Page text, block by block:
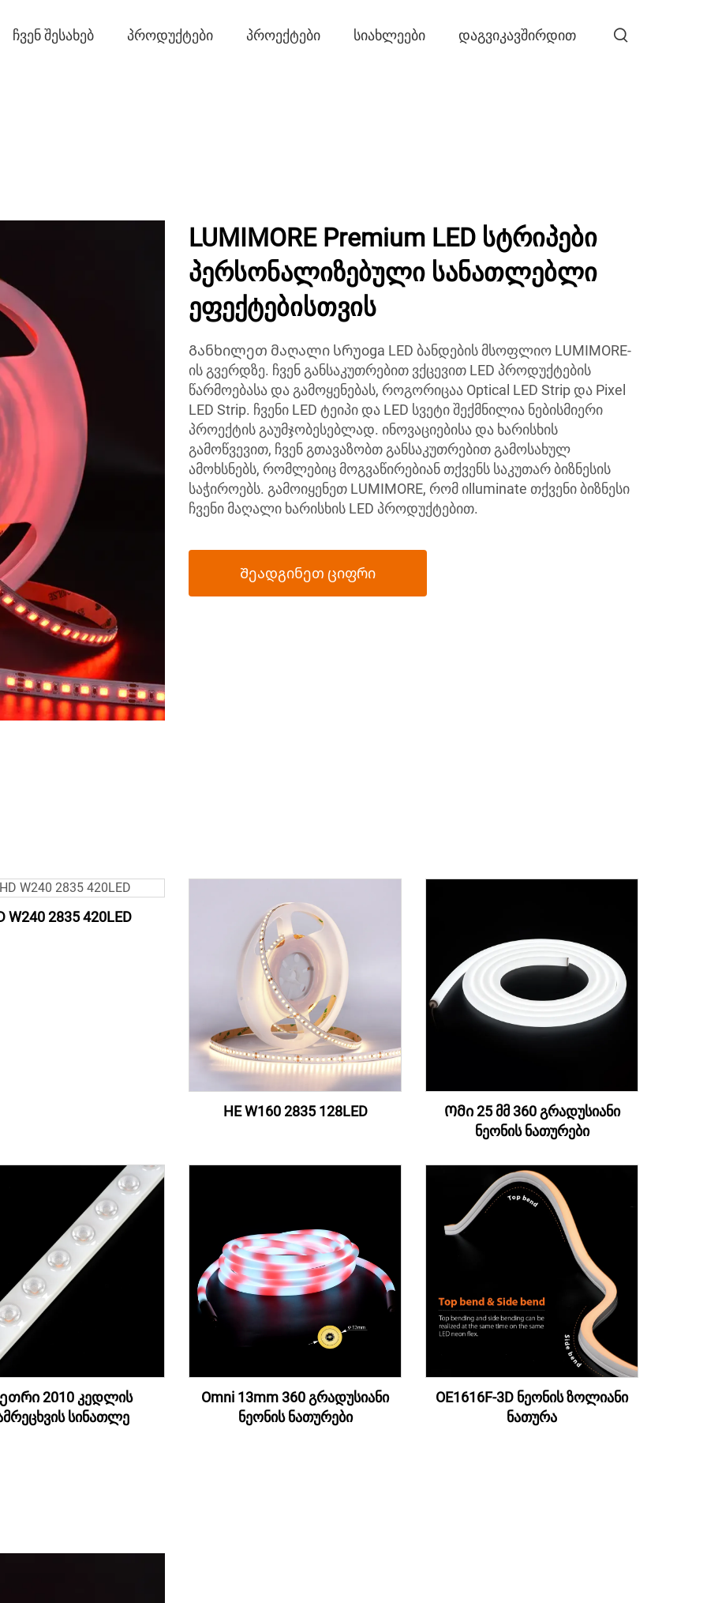
ᲩᲕᲔᲜ ᲨᲔᲡᲐᲮᲔᲑ ᲞᲠᲝᲓᲣᲥᲢᲔᲑᲘ ᲞᲠᲝᲔᲥᲢᲔᲑᲘ ᲡᲘᲐᲮᲚᲔᲔᲑᲘ ᲓᲐᲒᲕᲘᲙᲐᲕᲨᲘᲠᲓᲘᲗ
LUMIMORE Premium LED სტრიპები
პერსონალიზებული სანათლებლი
ეფექტებისთვის
Განხილეთ მაღალი სრუoga LED ბანდების მსოფლიო LUMIMORE-
ის გვერდზე. ჩვენ განსაკუთრებით ვქცევით LED პროდუქტების
წარმოებასა და გამოყენებას, როგორიცაა Optical LED Strip და Pixel
LED Strip. ჩვენი LED ტეიპი და LED სვეტი შექმნილია ნებისმიერი
პროექტის გაუმჯობესებლად. ინოვაციებისა და ხარისხის
გამოწვევით, ჩვენ გთავაზობთ განსაკუთრებით გამოსახულ
ამოხსნებს, რომლებიც მოგვაწირებიან თქვენს საკუთარ ბიზნესის
საჭიროებს. გამოიყენეთ LUMIMORE, რომ იlluminate თქვენი ბიზნესი
ჩვენი მაღალი ხარისხის LED პროდუქტებით.
Შეადგინეთ ციფრი
W240 2835 420LED
HE W160 2835 128LED
Ომი 25 მმ 360 გრადუსიანი
ნეონის ნათურები
2010 კედლის
სინათლე
Omni 13mm 360 გრადუსიანი
ნეონის ნათურები
OE1616F-3D ნეონის ზოლიანი
ნათურა